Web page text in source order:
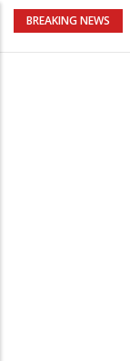
BREAKING NEWS